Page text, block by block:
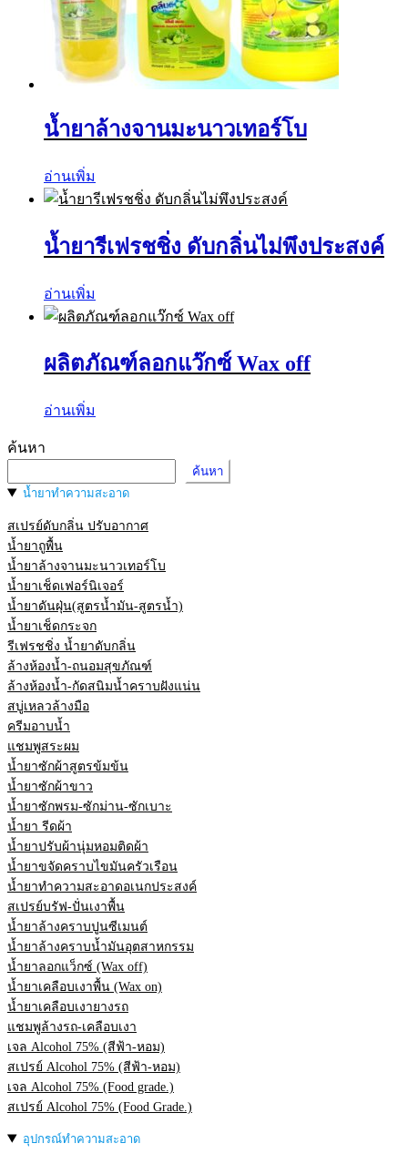
น้ำยาล้างจานมะนาวเทอร์โบ
อ่านเพิ่ม
น้ำยารีเฟรชชิ่ง ดับกลิ่นไม่พึงประสงค์
อ่านเพิ่ม
ผลิตภัณฑ์ลอกแว๊กซ์ Wax off
อ่านเพิ่ม
ค้นหา
ค้นหา
น้ำยาทำความสะอาด
สเปรย์ดับกลิ่น ปรับอากาศ
น้ำยาถูพื้น
น้ำยาล้างจานมะนาวเทอร์โบ
น้ำยาเช็ดเฟอร์นิเจอร์
น้ำยาดันฝุ่น(สูตรน้ำมัน-สูตรน้ำ)
น้ำยาเช็ดกระจก
รีเฟรชชิ่ง น้ำยาดับกลิ่น
ล้างห้องน้ำ-ถนอมสุขภัณฑ์
ล้างห้องน้ำ-กัดสนิมน้ำคราบฝังแน่น
สบู่เหลวล้างมือ
ครีมอาบน้ำ
แชมพูสระผม
น้ำยาซักผ้าสูตรข้มข้น
น้ำยาซักผ้าขาว
น้ำยาซักพรม-ซักม่าน-ซักเบาะ
น้ำยา รีดผ้า
น้ำยาปรับผ้านุ่มหอมติดผ้า
น้ำยาขจัดคราบไขมันครัวเรือน
น้ำยาทำความสะอาดอเนกประสงค์
สเปรย์บรัฟ-ปั่นเงาพื้น
น้ำยาล้างคราบปูนซีเมนต์
น้ำยาล้างคราบน้ำมันอุตสาหกรรม
น้ำยาลอกแว็กซ์ (Wax off)
น้ำยาเคลือบเงาพื้น (Wax on)
น้ำยาเคลือบเงายางรถ
แชมพูล้างรถ-เคลือบเงา
เจล Alcohol 75% (สีฟ้า-หอม)
สเปรย์ Alcohol 75% (สีฟ้า-หอม)
เจล Alcohol 75% (Food grade.)
สเปรย์ Alcohol 75% (Food Grade.)
อุปกรณ์ทำความสะอาด